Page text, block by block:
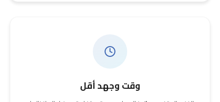
وقت وجهد أقل